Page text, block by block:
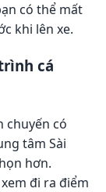
có thể mất
khi lên xe.
cá
chuyến có
tâm Sài
hơn.
đi ra điểm